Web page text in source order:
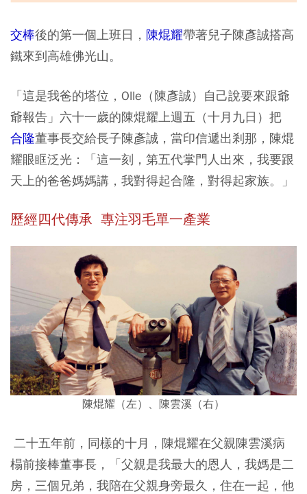
交棒後的第一個上班日， 陳焜耀帶著兒子陳彥誠搭高
鐵來到高雄佛光山。
「這是我爸的塔位，Olle（陳彥誠）自己說要來跟爺
爺報告」六十一歲的陳焜耀上週五（十月九日 ）把
合隆董事長交給長子陳彥誠，當印信遞出剎那，陳焜
耀眼眶泛光：「這一刻，第五代掌門人出來，我要跟
天上的爸爸媽媽講，我對得起合隆，對得起家族。」
歷經四代傳承 專注羽毛單一產業
陳焜耀（左）、陳雲溪（右）
二十五年前，同樣的十月，陳焜耀在父親陳雲溪病
榻前接棒董事長，「父親是我最大的恩人，我媽是二
房，三個兄弟，我陪在父親身旁最久，住在一起，他